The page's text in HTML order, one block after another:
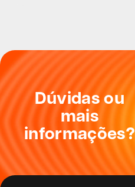
Dúvidas ou
mais
informações?